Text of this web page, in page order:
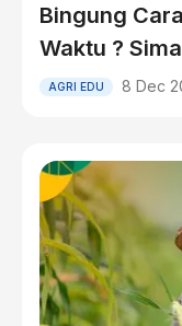
Bingung
Waktu ?
AGRI EDU 8 Dec